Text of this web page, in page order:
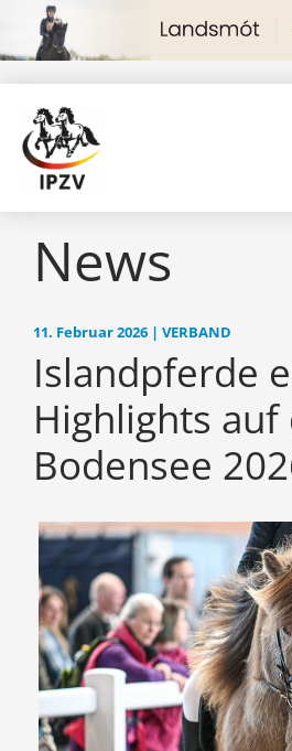
News
11. Februar 2026 | VERBAND
Islandpferde
Highlights
Bodensee